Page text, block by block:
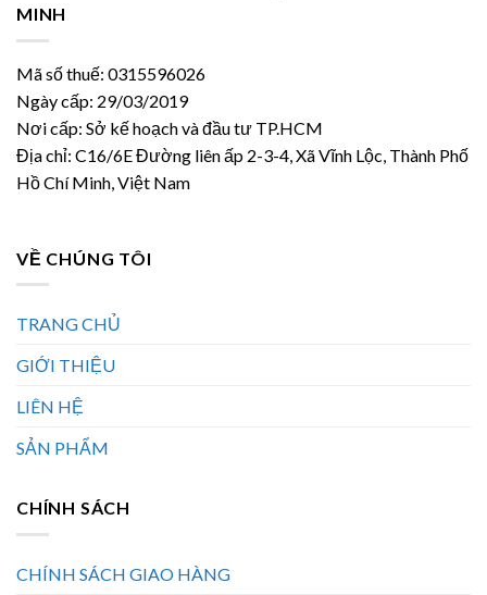
MINH
Mã số thuế: 0315596026
Ngày cấp: 29/03/2019
Nơi cấp: Sở kế hoạch và đầu tư TP.HCM
Địa chỉ: C16/6E Đường liên ấp 2-3-4, Xã Vĩnh Lộc, Thành Phố
Hồ Chí Minh, Việt Nam
VỀ CHÚNG TÔI
TRANG CHỦ
GIỚI THIỆU
LIÊN HỆ
SẢN PHẨM
CHÍNH SÁCH
CHÍNH SÁCH GIAO HÀNG